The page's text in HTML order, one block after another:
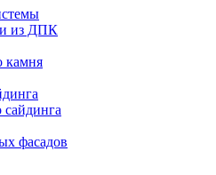
из ДПК
камня
фасадов